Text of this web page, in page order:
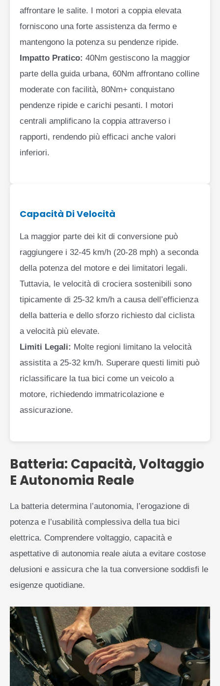
affrontare le salite. I motori a coppia elevata
forniscono una forte assistenza da fermo e
mantengono la potenza su pendenze ripide.
Impatto Pratico: 40Nm gestiscono la maggior
parte della guida urbana, 60Nm affrontano colline
moderate con facilità, 80Nm+ conquistano
pendenze ripide e carichi pesanti. I motori
centrali amplificano la coppia attraverso i
rapporti, rendendo più efficaci anche valori
inferiori.
Capacità Di Velocità
La maggior parte dei kit di conversione può
raggiungere i 32-45 km/h (20-28 mph) a seconda
della potenza del motore e dei limitatori legali.
Tuttavia, le velocità di crociera sostenibili sono
tipicamente di 25-32 km/h a causa dell’efficienza
della batteria e dello sforzo richiesto dal ciclista
a velocità più elevate.
Limiti Legali: Molte regioni limitano la velocità
assistita a 25-32 km/h. Superare questi limiti può
riclassificare la tua bici come un veicolo a
motore, richiedendo immatricolazione e
assicurazione.
Batteria: Capacità, Voltaggio
E Autonomia Reale
La batteria determina l’autonomia, l’erogazione di
potenza e l’usabilità complessiva della tua bici
elettrica. Comprendere voltaggio, capacità e
aspettative di autonomia reale aiuta a evitare costose
delusioni e assicura che la tua conversione soddisfi le
esigenze quotidiane.